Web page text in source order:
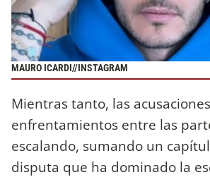
MAURO ICARDI//INSTAGRAM
Mientras tanto, las
enfrentamientos entre las
escalando, sumando un
disputa que ha dominado la